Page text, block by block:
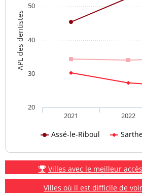
APL des dentistes
Assé-le-Riboul
2021 2022
20
30
40
50
Villes avec le meilleur
Villes où il est difficile de